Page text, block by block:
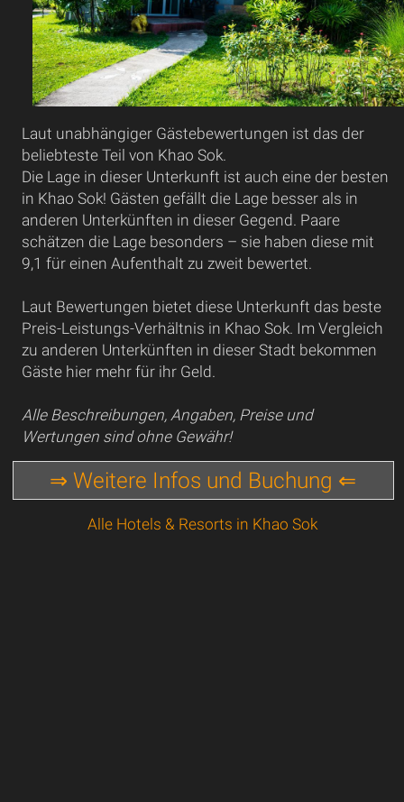
Laut unabhängiger Gästebewertungen ist das der
beliebteste Teil von Khao Sok.
Die Lage in dieser Unterkunft ist auch eine der besten
in Khao Sok! Gästen gefällt die Lage besser als in
anderen Unterkünften in dieser Gegend. Paare
schätzen die Lage besonders – sie haben diese mit
9,1 für einen Aufenthalt zu zweit bewertet.
Laut Bewertungen bietet diese Unterkunft das beste
Preis-Leistungs-Verhältnis in Khao Sok. Im Vergleich
zu anderen Unterkünften in dieser Stadt bekommen
Gäste hier mehr für ihr Geld.
Alle Beschreibungen, Angaben, Preise und
Wertungen sind ohne Gewähr!
⇒ Weitere Infos und Buchung ⇐
Alle Hotels & Resorts in Khao Sok